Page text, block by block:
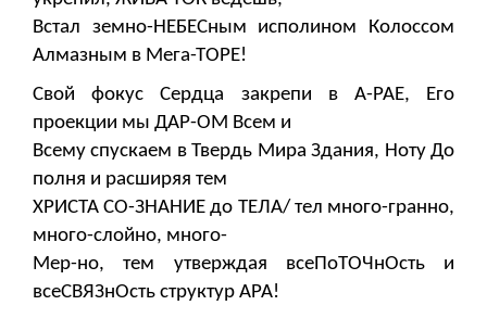
Встал земно-НЕБЕСным исполином Колоссом
Алмазным в Мега-ТОРЕ!
Свой фокус Сердца закрепи в А-РАЕ, Его
проекции мы ДАР-ОМ Всем и
Всему спускаем в Твердь Мира Здания, Ноту До
полня и расширяя тем
ХРИСТА СО-ЗНАНИЕ до ТЕЛА/ тел много-гранно,
много-слойно, много-
Мер-но, тем утверждая всеПоТОЧнОсть и
всеСВЯЗнОсть структур АРА!